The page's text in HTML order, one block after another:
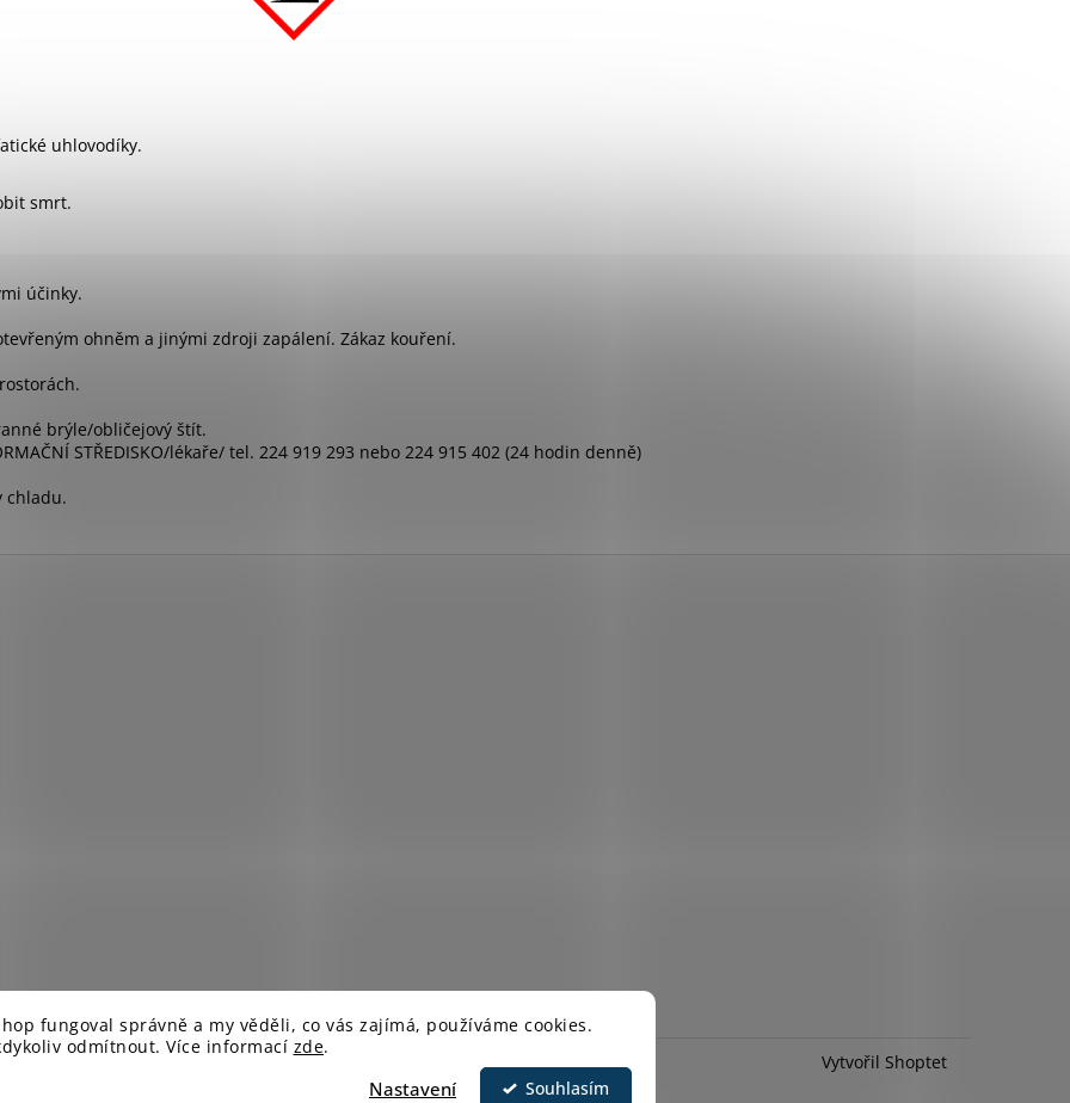
fungoval správně a my věděli, co vás zajímá, používáme cookies.
odmítnout. Více informací zde.
Souhlasím
Nastavení
uhlovodíky.
smrt.
účinky.
ohněm a jinými zdroji zapálení. Zákaz kouření.
brýle/obličejový štít.
STŘEDISKO/lékaře/ tel. 224 919 293 nebo 224 915 402 (24 hodin denně)
chladu.
Vytvořil Shoptet